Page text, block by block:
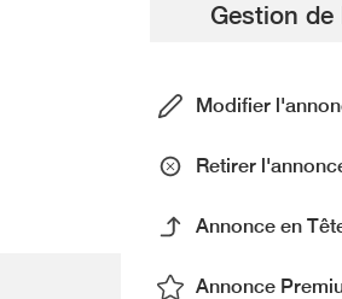
Gestion
Modifier
Retirer
Annonce en
Annonce